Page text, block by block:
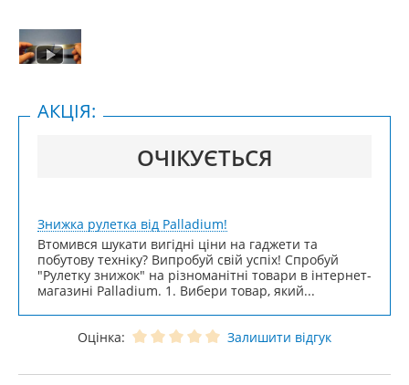
ОЧІКУЄТЬСЯ
АКЦІЯ:
Знижка рулетка від Palladium!
Втомився шукати вигідні ціни на гаджети та
побутову техніку? Випробуй свій успіх! Спробуй
"Рулетку знижок" на різноманітні товари в інтернет-
магазині Palladium. 1. Вибери товар, який...
Оцінка: Залишити відгук